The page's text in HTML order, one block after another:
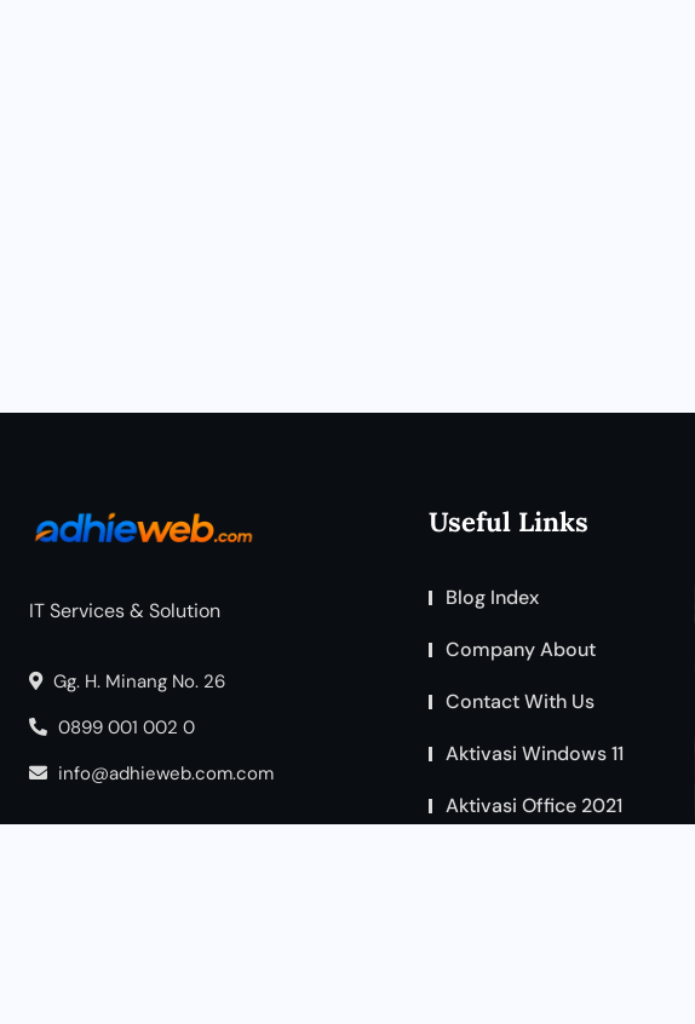
IT Services & Solution
Gg. H. Minang No. 26
0899 001 002 0
info@adhieweb.com.com
Useful Links
Blog Index
Company About
Contact With Us
Aktivasi Windows 11
Aktivasi Office 2021